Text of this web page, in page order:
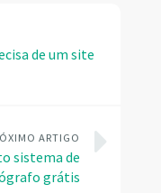
de um site
ARTIGO
sistema de
grátis